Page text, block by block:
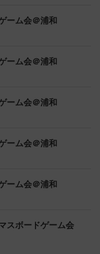
ーム会＠浦和
ーム会＠浦和
ーム会＠浦和
ーム会＠浦和
ーム会＠浦和
スボードゲーム会